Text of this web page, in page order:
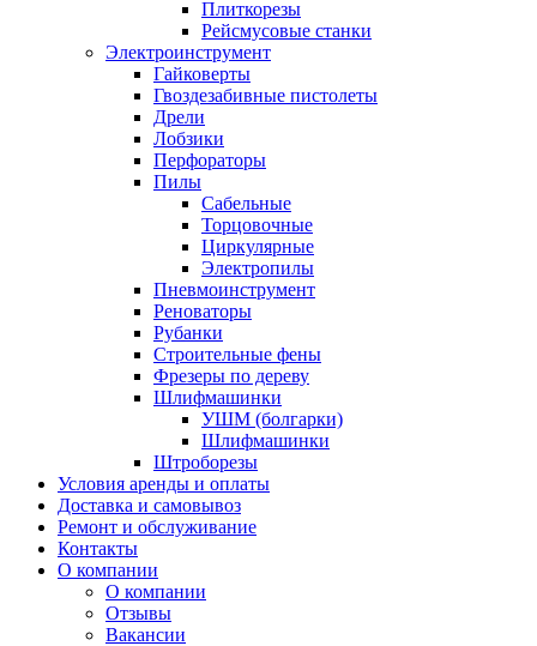
Плиткорезы
Рейсмусовые станки
Электроинструмент
Гайковерты
Гвоздезабивные пистолеты
Дрели
Лобзики
Перфораторы
Пилы
Сабельные
Торцовочные
Циркулярные
Электропилы
Пневмоинструмент
Реноваторы
Рубанки
Строительные фены
Фрезеры по дереву
Шлифмашинки
УШМ (болгарки)
Шлифмашинки
Штроборезы
Условия аренды и оплаты
Доставка и самовывоз
Ремонт и обслуживание
Контакты
О компании
О компании
Отзывы
Вакансии